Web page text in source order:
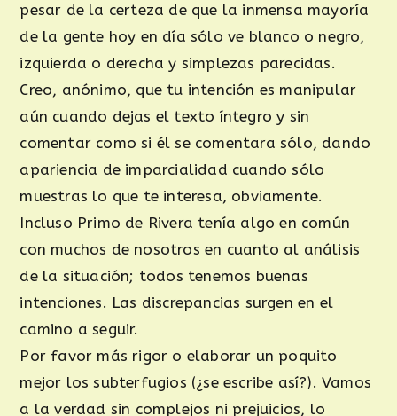
pesar de la certeza de que la inmensa mayoría
de la gente hoy en día sólo ve blanco o negro,
izquierda o derecha y simplezas parecidas.
Creo, anónimo, que tu intención es manipular
aún cuando dejas el texto íntegro y sin
comentar como si él se comentara sólo, dando
apariencia de imparcialidad cuando sólo
muestras lo que te interesa, obviamente.
Incluso Primo de Rivera tenía algo en común
con muchos de nosotros en cuanto al análisis
de la situación; todos tenemos buenas
intenciones. Las discrepancias surgen en el
camino a seguir.
Por favor más rigor o elaborar un poquito
mejor los subterfugios (¿se escribe así?). Vamos
a la verdad sin complejos ni prejuicios, lo